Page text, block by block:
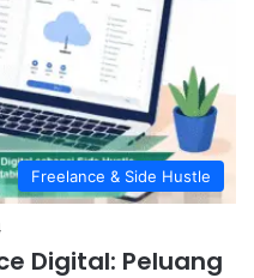
Freelance & Side Hustle
Digital: Peluang